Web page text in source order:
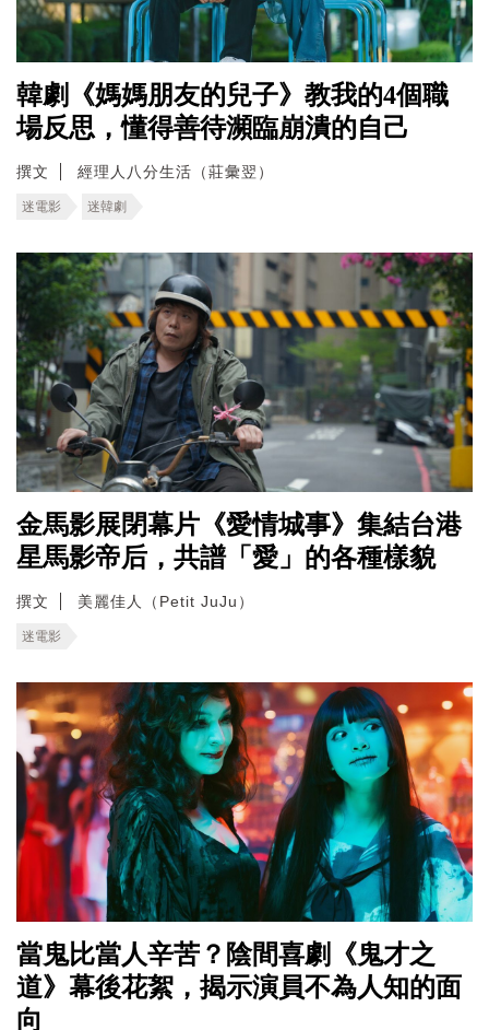
韓劇《媽媽朋友的兒子》教我的4個職
場反思，懂得善待瀕臨崩潰的自己
撰文 經理人八分生活（莊彙翌）
迷電影 迷韓劇
金馬影展閉幕片《愛情城事》集結台港
星馬影帝后，共譜「愛」的各種樣貌
撰文 美麗佳人（Petit JuJu）
迷電影
當鬼比當人辛苦？陰間喜劇《鬼才之
道》幕後花絮，揭示演員不為人知的面
向